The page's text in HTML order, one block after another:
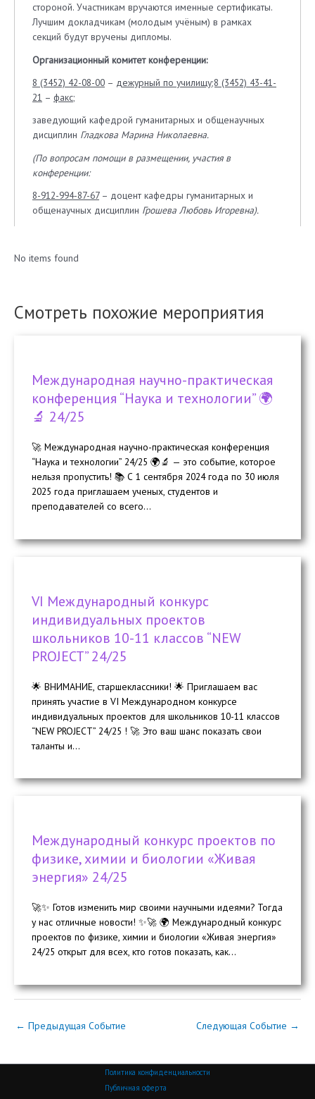
стороной. Участникам вручаются именные сертификаты.
Лучшим докладчикам (молодым учёным) в рамках
секций будут вручены дипломы.
Организационный комитет конференции:
8 (3452) 42-08-00 – дежурный по училищу;8 (3452) 43-41-
21 – факс;
заведующий кафедрой гуманитарных и общенаучных
дисциплин Гладкова Марина Николаевна.
(По вопросам помощи в размещении, участия в
конференции:
8-912-994-87-67– доцент кафедры гуманитарных и
общенаучных дисциплин Грошева Любовь Игоревна).
No items found
Смотреть похожие мероприятия
Международная научно-практическая
конференция “Наука и технологии” 🌍
🔬 24/25
🚀 Международная научно-практическая конференция
“Наука и технологии” 24/25 🌍🔬 — это событие, которое
нельзя пропустить! 📚 С 1 сентября 2024 года по 30 июля
2025 года приглашаем ученых, студентов и
преподавателей со всего...
VI Международный конкурс
индивидуальных проектов
школьников 10-11 классов “NEW
PROJECT” 24/25
🌟 ВНИМАНИЕ, старшеклассники! 🌟 Приглашаем вас
принять участие в VI Международном конкурсе
индивидуальных проектов для школьников 10-11 классов
“NEW PROJECT” 24/25 ! 🚀 Это ваш шанс показать свои
таланты и...
Международный конкурс проектов по
физике, химии и биологии «Живая
энергия» 24/25
🚀✨ Готов изменить мир своими научными идеями? Тогда
у нас отличные новости! ✨🚀 🌍 Международный конкурс
проектов по физике, химии и биологии «Живая энергия»
24/25 открыт для всех, кто готов показать, как...
← Предыдущая Событие Следующая Событие →
Политика конфиденциальности
Публичная оферта